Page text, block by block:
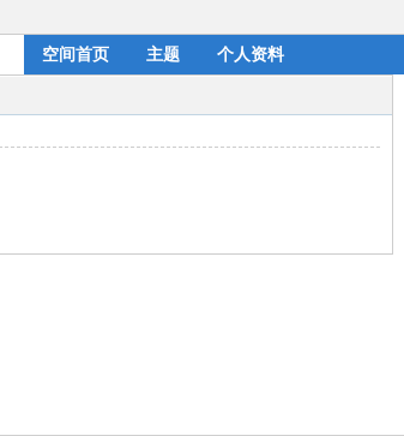
空间首页 主题 个人资料